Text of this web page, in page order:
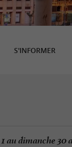
S'INFORMER
au dimanche 30